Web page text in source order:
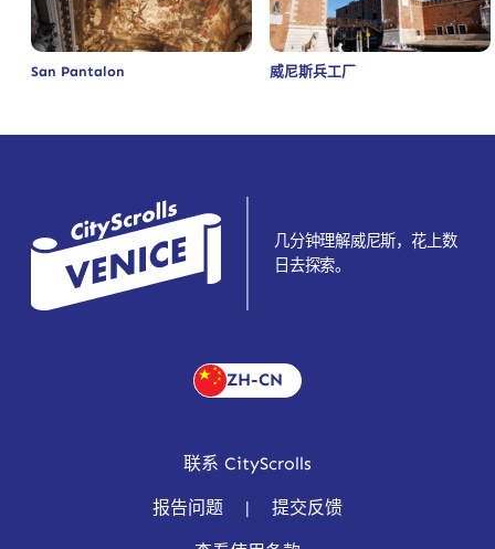
San Pantalon 威尼斯兵工厂
几分钟理解威尼斯，花上数
日去探索。
ZH-CN
联系 CityScrolls
报告问题 | 提交反馈